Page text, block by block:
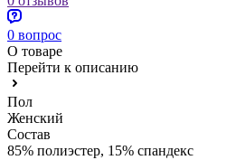
0 вопрос
О товаре
Перейти к описанию
Пол
Женский
Состав
85% полиэстер, 15% спандекс